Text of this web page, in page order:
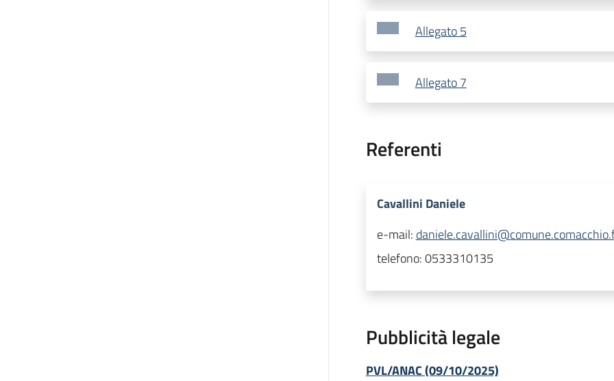
Allegato 5
Allegato 7
Referenti
Cavallini Daniele
e-mail:
telefono:0533310135
Pubblicità legale
PVL/ANAC (09/10/2025)